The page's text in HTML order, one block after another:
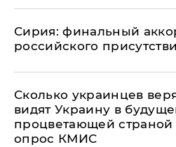
​Сирия: финальный
российского
Сколько украинцев
видят Украину в
процветающей страной
опрос КМИС